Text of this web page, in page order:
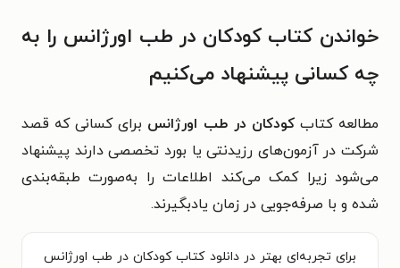
خواندن کتاب کودکان در طب اورژانس را به
چه کسانی پیشنهاد می‌کنیم
مطالعه کتابکودکان در طب اورژانس برای کسانی که قصد
شرکت در آزمون‌های رزیدنتی یا بورد تخصصی دارند پیشنهاد
می‌شود زیرا کمک می‌کند اطلاعات را به‌صورت طبقه‌بندی
شده و با صرفه‌جویی در زمان یادبگیرند.
برای تجربه‌ای بهتر در دانلود کتاب کودکان در طب اورژانس